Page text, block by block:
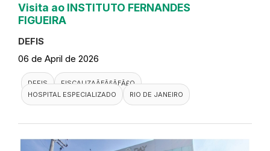
Visita ao INSTITUTO FERNANDES
FIGUEIRA
DEFIS
06 de April de 2026
DEFIS
FISCALIZAÃƑÂ§ÃƑÂ£O
HOSPITAL ESPECIALIZADO
RIO DE JANEIRO